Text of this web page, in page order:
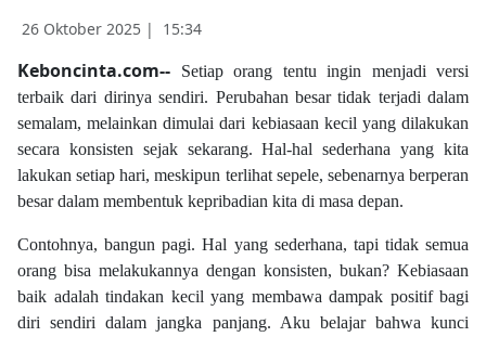
26 Oktober 2025 | 15:34
Keboncinta.com--
Setiap orang tentu ingin menjadi versi
terbaik dari dirinya sendiri. Perubahan besar tidak terjadi dalam
semalam, melainkan dimulai dari kebiasaan kecil yang dilakukan
secara konsisten sejak sekarang. Hal-hal sederhana yang kita
lakukan setiap hari, meskipun terlihat sepele, sebenarnya berperan
besar dalam membentuk kepribadian kita di masa depan.
Contohnya, bangun pagi. Hal yang sederhana, tapi tidak semua
orang bisa melakukannya dengan konsisten, bukan? Kebiasaan
baik adalah tindakan kecil yang membawa dampak positif bagi
diri sendiri dalam jangka panjang. Aku belajar bahwa kunci